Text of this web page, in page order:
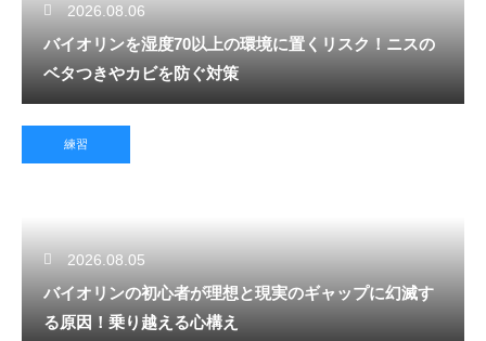
2026.08.06
バイオリンを湿度70以上の環境に置くリスク！ニスの
ベタつきやカビを防ぐ対策
練習
2026.08.05
バイオリンの初心者が理想と現実のギャップに幻滅す
る原因！乗り越える心構え